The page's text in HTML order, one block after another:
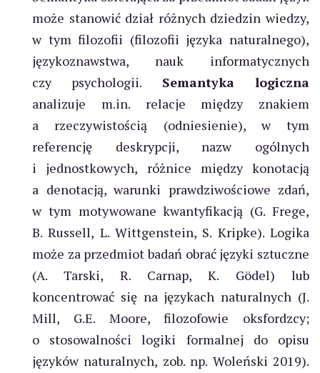
może stanowić dział różnych dziedzin wiedzy,
w tym filozofii (filozofii języka naturalnego),
językoznawstwa, nauk informatycznych
czy psychologii. Semantyka logiczna
analizuje m.in. relacje między znakiem
a rzeczywistością (odniesienie), w tym
referencję deskrypcji, nazw ogólnych
i jednostkowych, różnice między konotacją
a denotacją, warunki prawdziwościowe zdań,
w tym motywowane kwantyfikacją (G. Frege,
B. Russell, L. Wittgenstein, S. Kripke). Logika
może za przedmiot badań obrać języki sztuczne
(A. Tarski, R. Carnap, K. Gödel) lub
koncentrować się na językach naturalnych (J.
Mill, G.E. Moore, filozofowie oksfordzcy;
o stosowalności logiki formalnej do opisu
języków naturalnych, zob. np. Woleński 2019).